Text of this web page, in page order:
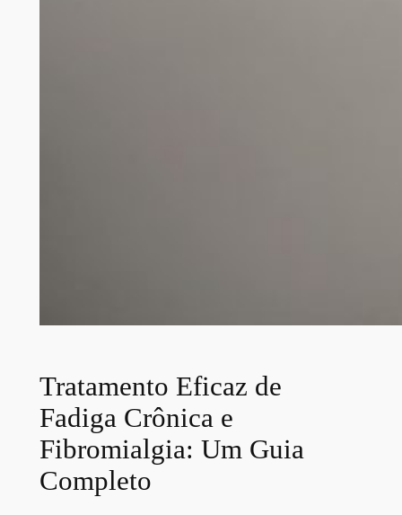
Tratamento Eficaz de
Fadiga Crônica e
Fibromialgia: Um Guia
Completo